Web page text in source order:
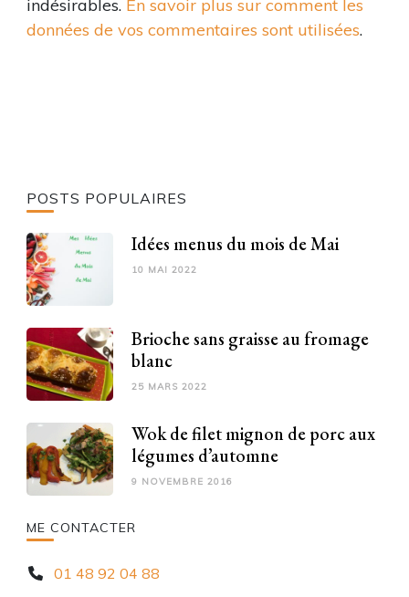
indésirables. En savoir plus sur comment les
données de vos commentaires sont utilisées.
POSTS POPULAIRES
Idées menus du mois de Mai
10 MAI 2022
Brioche sans graisse au fromage
blanc
25 MARS 2022
Wok de filet mignon de porc aux
légumes d’automne
9 NOVEMBRE 2016
ME CONTACTER
01 48 92 04 88